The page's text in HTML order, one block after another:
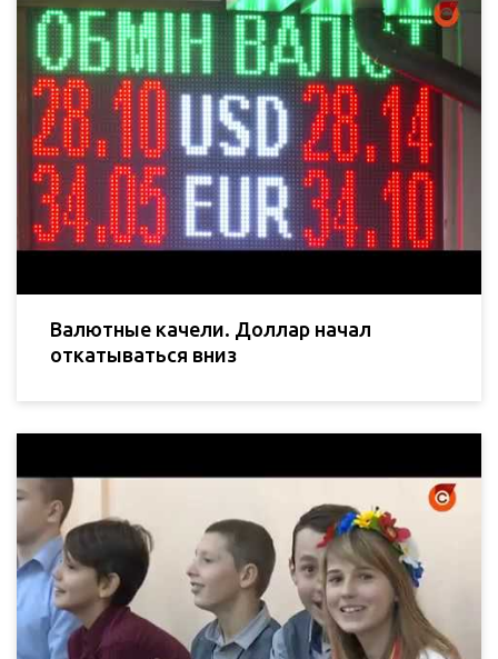
Валютные качели. Доллар начал
откатываться вниз